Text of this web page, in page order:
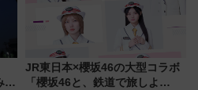
の
JR東日本×櫻坂46の大型コラボ
「櫻坂46と、鉄道で旅しよ